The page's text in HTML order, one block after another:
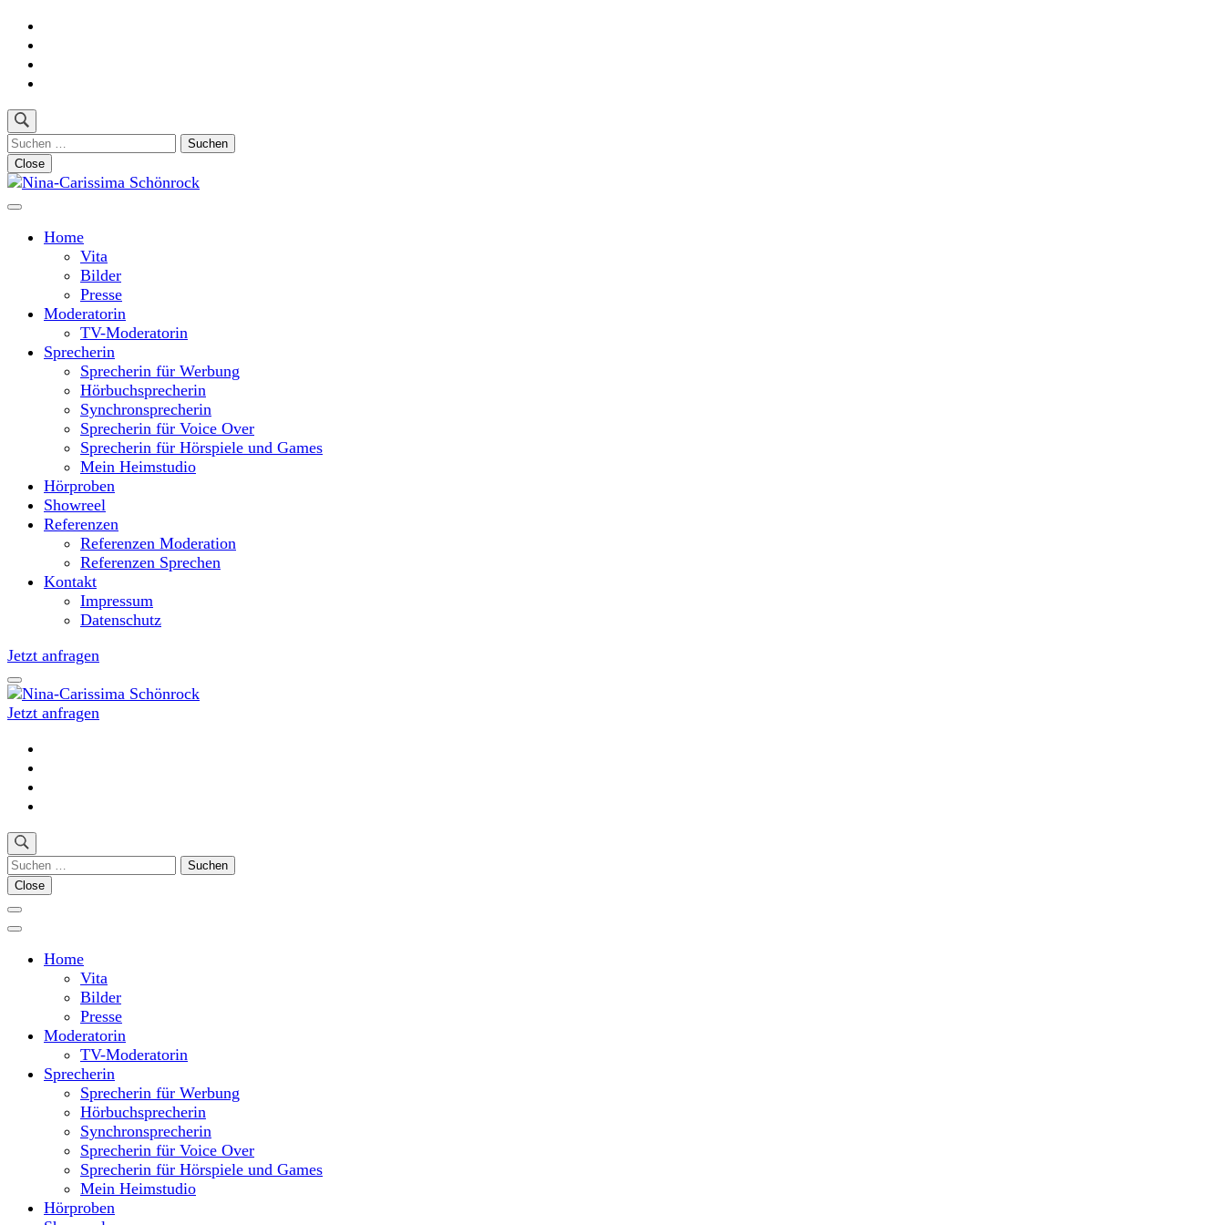
Skip
content
(Press
Suchen
nach:
Close
Nina-Carissima Schönrock
Home
Vita
Bilder
Presse
Moderatorin
TV-Moderatorin
Sprecherin
Sprecherin für Werbung
Hörbuchsprecherin
Synchronsprecherin
Sprecherin für Voice Over
Sprecherin für Hörspiele und Games
Mein Heimstudio
Hörproben
Showreel
Referenzen
Referenzen Moderation
Referenzen Sprechen
Kontakt
Impressum
Datenschutz
Jetzt anfragen
Nina-Carissima Schönrock
Jetzt anfragen
Suchen
nach:
Close
Home
Vita
Bilder
Presse
Moderatorin
TV-Moderatorin
Sprecherin
Sprecherin für Werbung
Hörbuchsprecherin
Synchronsprecherin
Sprecherin für Voice Over
Sprecherin für Hörspiele und Games
Mein Heimstudio
Hörproben